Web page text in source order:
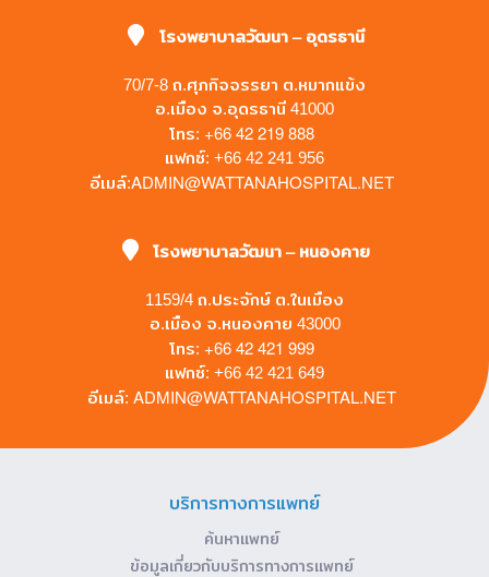
โรงพยาบาลวัฒนา – อุดรธานี
70/7-8 ถ.ศุภกิจจรรยา ต.หมากแข้ง
อ.เมือง จ.อุดรธานี 41000
โทร: +66 42 219 888
แฟกซ์: +66 42 241 956
อีเมล์:ADMIN@WATTANAHOSPITAL.NET
โรงพยาบาลวัฒนา – หนองคาย
1159/4 ถ.ประจักษ์ ต.ในเมือง
อ.เมือง จ.หนองคาย 43000
โทร: +66 42 421 999
แฟกซ์: +66 42 421 649
อีเมล์: ADMIN@WATTANAHOSPITAL.NET
บริการทางการแพทย์
ค้นหาแพทย์
ข้อมูลเกี่ยวกับบริการทางการแพทย์